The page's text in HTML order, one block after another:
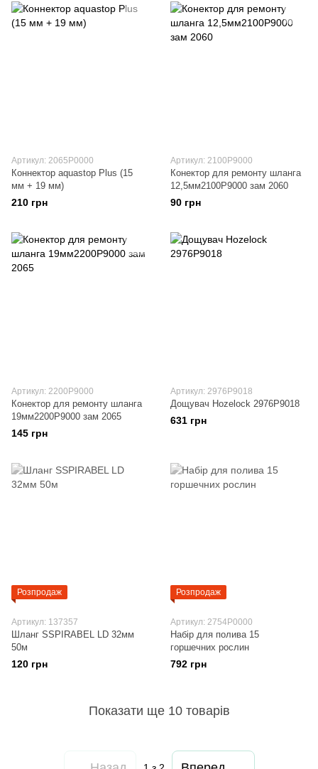
Артикул: 2065P0000
Коннектор aquastop Plus (15
мм + 19 мм)
210 грн
Артикул: 2100P9000
Конектор для ремонту шланга
12,5мм2100P9000 зам 2060
90 грн
Артикул: 2200P9000
Конектор для ремонту шланга
19мм2200P9000 зам 2065
145 грн
Артикул: 2976P9018
Дощувач Hozelock 2976P9018
631 грн
Розпродаж
Артикул: 137357
Шланг SSPIRABEL LD 32мм
50м
120 грн
Розпродаж
Артикул: 2754P0000
Набір для полива 15
горшечних рослин
792 грн
Показати ще 10 товарів